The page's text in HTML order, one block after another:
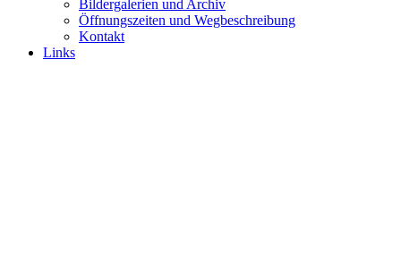
Bildergalerien und Archiv
Öffnungszeiten und Wegbeschreibung
Kontakt
Links